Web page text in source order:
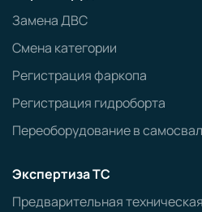
Замена ДВС
Смена категории
Регистрация фаркопа
Регистрация гидроборта
Переоборудование в самосвал
Экспертиза ТС
Предварительная